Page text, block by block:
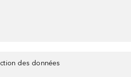
des données